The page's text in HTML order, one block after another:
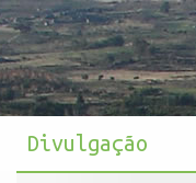
Divulgação